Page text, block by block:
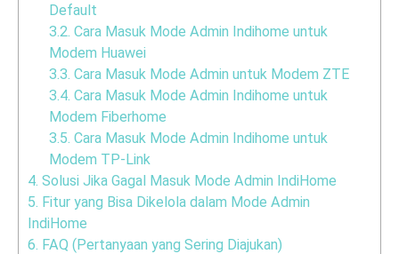
Default
3.2. Cara Masuk Mode Admin Indihome untuk
Modem Huawei
3.3. Cara Masuk Mode Admin untuk Modem ZTE
3.4. Cara Masuk Mode Admin Indihome untuk
Modem Fiberhome
3.5. Cara Masuk Mode Admin Indihome untuk
Modem TP-Link
4. Solusi Jika Gagal Masuk Mode Admin IndiHome
5. Fitur yang Bisa Dikelola dalam Mode Admin
IndiHome
6. FAQ (Pertanyaan yang Sering Diajukan)